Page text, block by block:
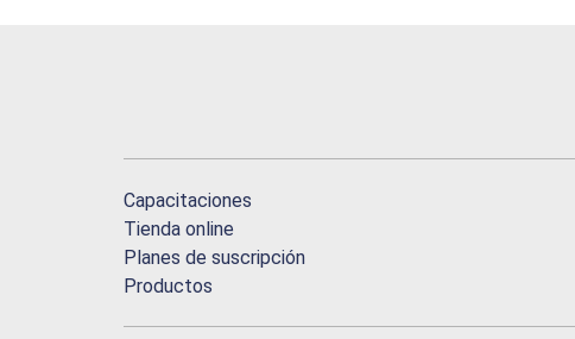
Capacitaciones
Tienda online
Planes de suscripción
Productos